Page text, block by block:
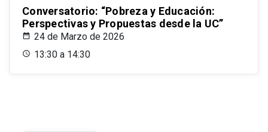
Conversatorio: “Pobreza y Educación:
Perspectivas y Propuestas desde la UC”
24 de Marzo de 2026
13:30 a 14:30